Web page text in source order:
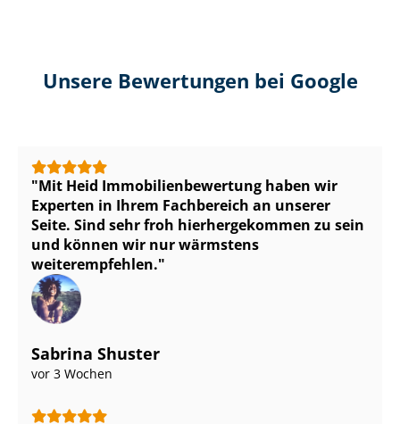
Unsere Bewertungen bei Google
Mit Heid Im­mo­bi­li­en­be­wer­tung haben wir
Experten in Ihrem Fachbereich an unserer
Seite. Sind sehr froh hierhergekommen zu sein
und können wir nur wärmstens
weiterempfehlen.
Sabrina Shuster
vor 3 Wochen